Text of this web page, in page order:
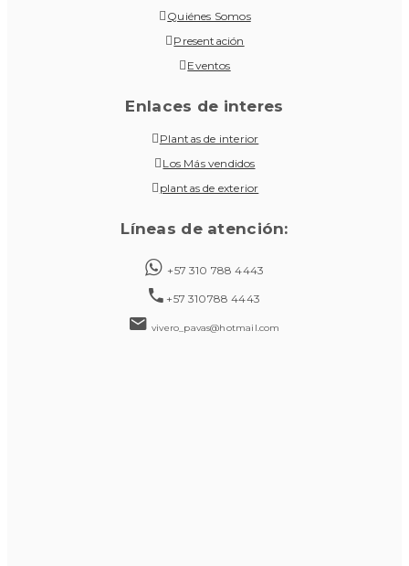
Quiénes Somos
Presentación
Eventos
Enlaces de interes
Plantas de interior
Los Más vendidos
plantas de exterior
Líneas de atención:
+57 310 788 4443
+57 310788 4443
vivero_pavas@hotmail.com